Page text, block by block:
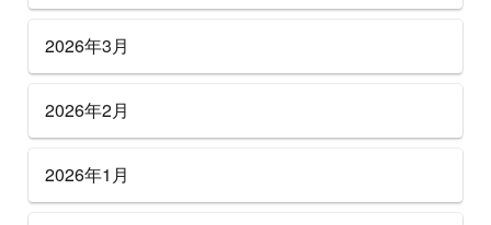
2026年3月
2026年2月
2026年1月